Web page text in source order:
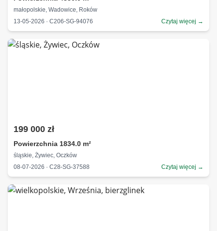
małopolskie, Wadowice, Roków
13-05-2026 · C206-SG-94076
Czytaj więcej →
199 000 zł
Powierzchnia 1834.0 m²
śląskie, Żywiec, Oczków
08-07-2026 · C28-SG-37588
Czytaj więcej →